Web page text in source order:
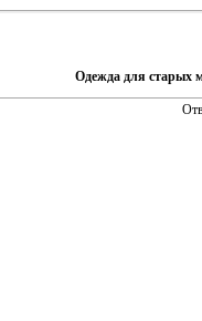
Одежда для старых